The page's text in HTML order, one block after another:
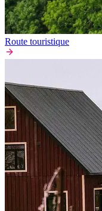
Route touristique